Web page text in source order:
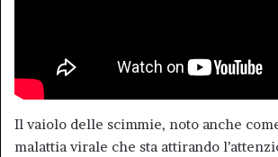
Il vaiolo delle scimmie, noto anche
malattia virale che sta attirando